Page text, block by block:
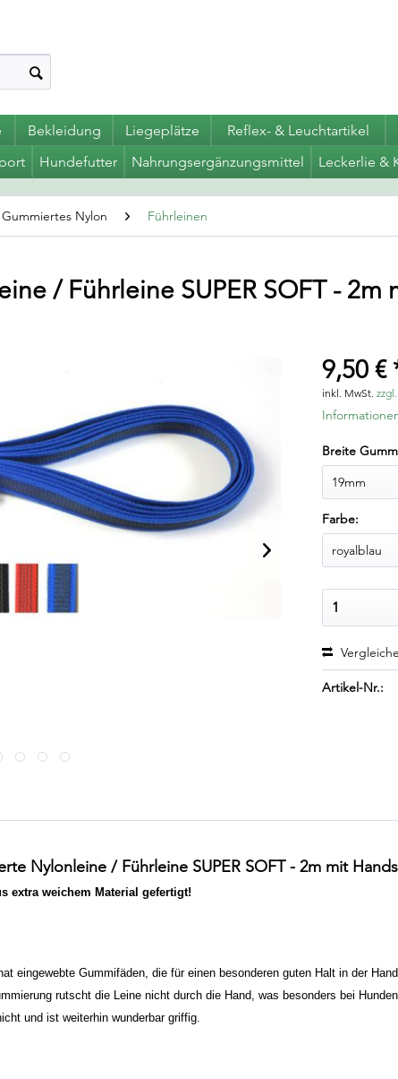
Bekleidung Liegeplätze Reflex- & Leuchtartikel
Hundefutter Nahrungsergänzungsmittel Leckerlie &
Gummiertes Nylon Führleinen
/ Führleine SUPER SOFT - 2m
9,50 €
inkl. MwSt.
Breite
Farbe:
Artikel-Nr.:
Nylonleine / Führleine SUPER SOFT - 2m mit
extra weichem Material gefertigt!
eingewebte Gummifäden, die für einen besonderen guten Halt in der
rutscht die Leine nicht durch die Hand, was besonders bei
und ist weiterhin wunderbar griffig.